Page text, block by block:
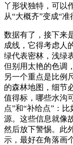
丫形状独特，可以
从“大概齐”变成“准
数据有了，接下来
成线，它得考虑人
绿代表密林，浅绿
但别用太艳的色调
另一个重点是比例
的森林地图，细节
值得标，哪些水沟
点”和“补给点”：
源。这些信息就像
然后放下警惕。此
示，最好在角落画